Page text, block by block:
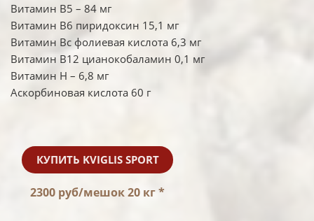
Витамин В5 – 84 мг
Витамин В6 пиридоксин 15,1 мг
Витамин Вс фолиевая кислота 6,3 мг
Витамин В12 цианокобаламин 0,1 мг
Витамин Н – 6,8 мг
Аскорбиновая кислота 60 г
КУПИТЬ KVIGLIS SPORT
2300 руб/мешок 20 кг *